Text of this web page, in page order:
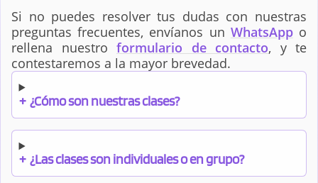
Si no puedes resolver tus dudas con nuestras
preguntas frecuentes, envíanos un WhatsAppo
rellena nuestro formulario de contacto, y te
contestaremos a la mayor brevedad.
+ ¿Cómo son nuestras clases?
+ ¿Las clases son individuales o en grupo?